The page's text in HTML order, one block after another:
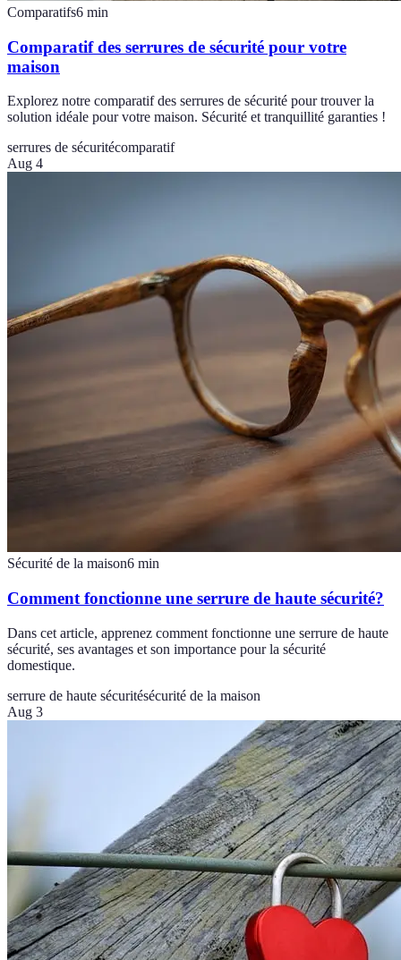
Comparatifs6 min
Comparatif des serrures de sécurité pour votre
maison
Explorez notre comparatif des serrures de sécurité pour trouver la
solution idéale pour votre maison. Sécurité et tranquillité garanties !
serrures de sécuritécomparatif
Aug 4
Sécurité de la maison6 min
Comment fonctionne une serrure de haute sécurité?
Dans cet article, apprenez comment fonctionne une serrure de haute
sécurité, ses avantages et son importance pour la sécurité
domestique.
serrure de haute sécuritésécurité de la maison
Aug 3